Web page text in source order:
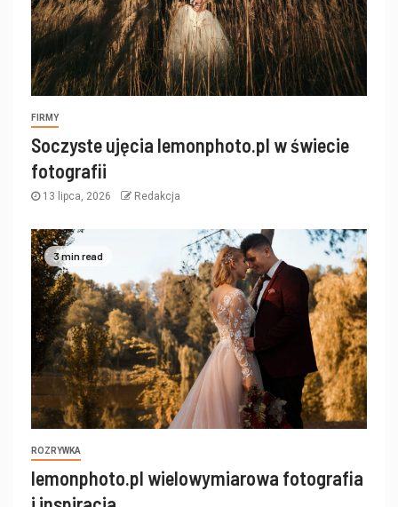
FIRMY
Soczyste ujęcia lemonphoto.pl w świecie
fotografii
13 lipca, 2026 Redakcja
3 min read
ROZRYWKA
lemonphoto.pl wielowymiarowa fotografia